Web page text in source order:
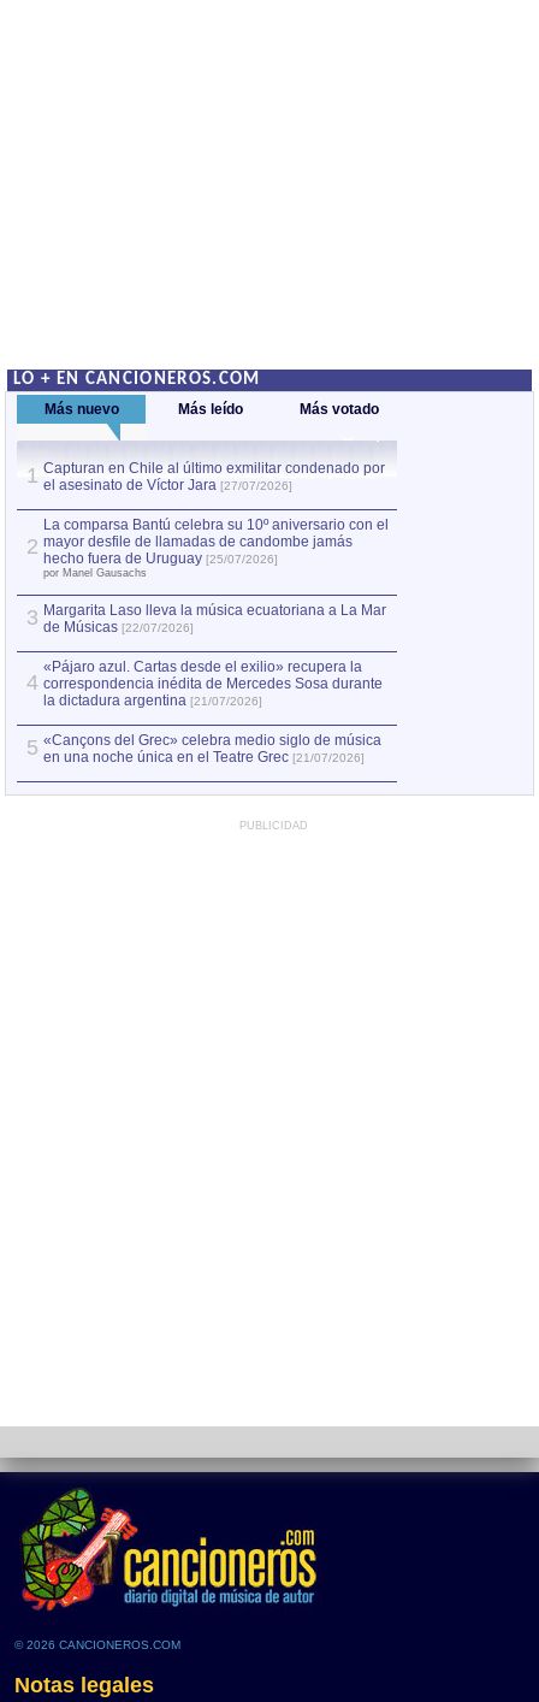
LO + EN CANCIONEROS.COM
Más nuevo Más leído Más votado
1 Capturan en Chile al último exmilitar condenado por
el asesinato de Víctor Jara [27/07/2026]
2
La comparsa Bantú celebra su 10º aniversario con el
mayor desfile de llamadas de candombe jamás
hecho fuera de Uruguay [25/07/2026]
por Manel Gausachs
3 Margarita Laso lleva la música ecuatoriana a La Mar
de Músicas [22/07/2026]
4
«Pájaro azul. Cartas desde el exilio» recupera la
correspondencia inédita de Mercedes Sosa durante
la dictadura argentina [21/07/2026]
5 «Cançons del Grec» celebra medio siglo de música
en una noche única en el Teatre Grec [21/07/2026]
PUBLICIDAD
© 2026 CANCIONEROS.COM
Notas legales